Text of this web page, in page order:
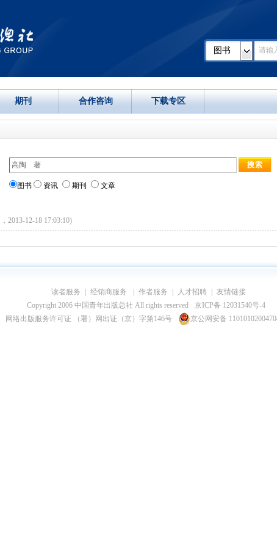
图书
期刊 合作咨询 下载专区
图书 资讯 期刊 文章
，2013-12-18 17:03:10)
读者服务 经销商服务 作者服务 人才招聘
友情链接
Copyright 2006 中国青年出版总社 All rights reserved
京ICP备 12031540号-4
网络出版服务许可证 （署）网出证（京）字第146号
京公网安备